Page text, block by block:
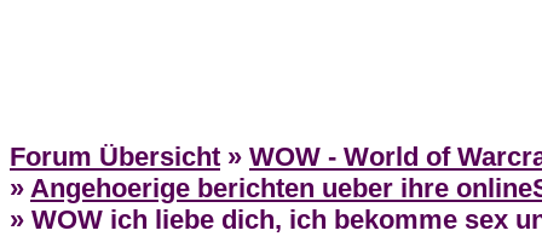
Forum Übersicht » WOW - World of
» Angehoerige berichten ueber ihre
» WOW ich liebe dich, ich bekomme sex